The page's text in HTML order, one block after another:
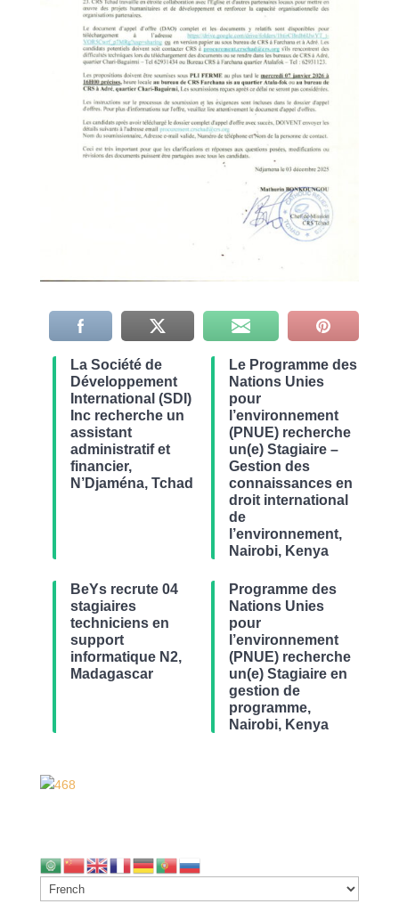
La Société de
Développement
International (SDI)
Inc recherche un
assistant
administratif et
financier,
N’Djaména, Tchad
Le Programme des
Nations Unies
pour
l’environnement
(PNUE) recherche
un(e) Stagiaire –
Gestion des
connaissances en
droit international
de
l’environnement,
Nairobi, Kenya
BeYs recrute 04
stagiaires
techniciens en
support
informatique N2,
Madagascar
Programme des
Nations Unies
pour
l’environnement
(PNUE) recherche
un(e) Stagiaire en
gestion de
programme,
Nairobi, Kenya